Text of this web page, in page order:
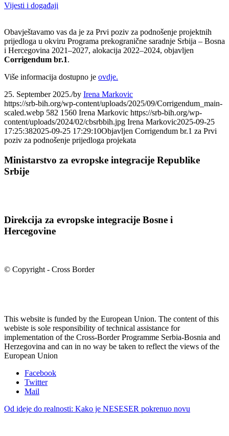
Vijesti i događaji
Obavještavamo vas da je za Prvi poziv za podnošenje projektnih
prijedloga u okviru Programa prekogranične saradnje Srbija – Bosna
i Hercegovina 2021–2027, alokacija 2022–2024, objavljen
Corrigendum br.1.
Više informacija dostupno je ovdje.
25. September 2025./by Irena Markovic
https://srb-bih.org/wp-content/uploads/2025/09/Corrigendum_main-
scaled.webp 582 1560 Irena Markovic https://srb-bih.org/wp-
content/uploads/2024/02/cbsrbbih.jpg Irena Markovic2025-09-25
17:25:382025-09-25 17:29:10Objavljen Corrigendum br.1 za Prvi
poziv za podnošenje prijedloga projekata
Ministarstvo za evropske integracije Republike
Srbije
Direkcija za evropske integracije Bosne i
Hercegovine
© Copyright - Cross Border
This website is funded by the European Union. The content of this
webiste is sole responsibility of technical assistance for
implementation of the Cross-Border Programme Serbia-Bosnia and
Herzegovina and can in no way be taken to reflect the views of the
European Union
Facebook
Twitter
Mail
Od ideje do realnosti: Kako je NESESER pokrenuo novu